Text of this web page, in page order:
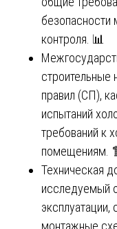
безопасности
контроля. 📊
правил (СП),
испытаний
требований к
помещениям.
Техническая
исследуемый
эксплуатации,